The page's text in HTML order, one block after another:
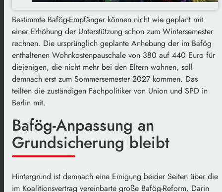
Bestimmte Bafög-Empfänger können nicht wie geplant mit
einer Erhöhung der Unterstützung schon zum Wintersemester
rechnen. Die ursprünglich geplante Anhebung der im Bafög
enthaltenen Wohnkostenpauschale von 380 auf 440 Euro für
diejenigen, die nicht mehr bei den Eltern wohnen, soll
demnach erst zum Sommersemester 2027 kommen. Das
teilten die zuständigen Fachpolitiker von Union und SPD in
Berlin mit.
Bafög-Anpassung an
Grundsicherung bleibt
Hintergrund ist demnach eine Einigung beider Seiten über die
im Koalitionsvertrag vereinbarte große Bafög-Reform. Darin